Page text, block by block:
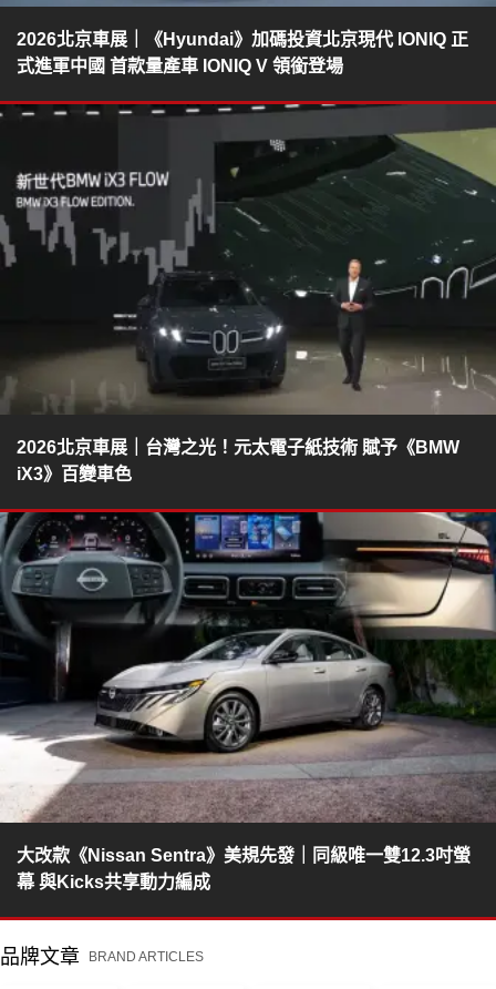
2026北京車展｜《Hyundai》加碼投資北京現代 IONIQ 正
式進軍中國 首款量產車 IONIQ V 領銜登場
2026北京車展｜台灣之光！元太電子紙技術 賦予《BMW
iX3》百變車色
大改款《Nissan Sentra》美規先發｜同級唯一雙12.3吋螢
幕 與Kicks共享動力編成
品牌文章 BRAND ARTICLES